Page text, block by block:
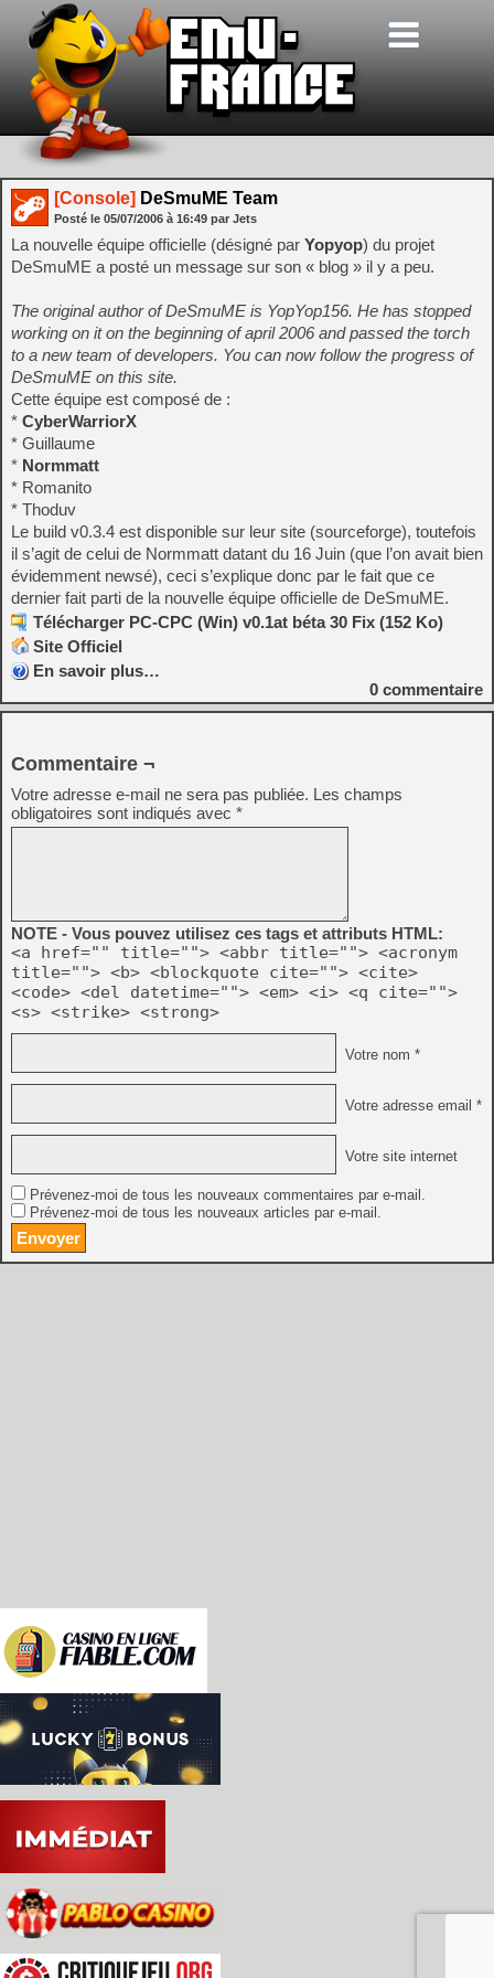
[Console] DeSmuME Team
Posté le 05/07/2006 à 16:49 par Jets
La nouvelle équipe officielle (désigné par Yopyop) du projet
DeSmuME a posté un message sur son « blog » il y a peu.
The original author of DeSmuME is YopYop156. He has stopped
working on it on the beginning of april 2006 and passed the torch
to a new team of developers. You can now follow the progress of
DeSmuME on this site.
Cette équipe est composé de :
* CyberWarriorX
* Guillaume
* Normmatt
* Romanito
* Thoduv
Le build v0.3.4 est disponible sur leur site (sourceforge), toutefois
il s’agit de celui de Normmatt datant du 16 Juin (que l’on avait bien
évidemment newsé), ceci s’explique donc par le fait que ce
dernier fait parti de la nouvelle équipe officielle de DeSmuME.
Télécharger PC-CPC (Win) v0.1at béta 30 Fix (152 Ko)
Site Officiel
En savoir plus…
0 commentaire
Commentaire ¬
Votre adresse e-mail ne sera pas publiée. Les champs
obligatoires sont indiqués avec *
NOTE - Vous pouvez utilisez ces tags et attributs HTML:
<a href="" title=""> <abbr title=""> <acronym
title=""> <b> <blockquote cite=""> <cite>
<code> <del datetime=""> <em> <i> <q cite="">
<s> <strike> <strong>
Votre nom *
Votre adresse email *
Votre site internet
Prévenez-moi de tous les nouveaux commentaires par e-mail.
Prévenez-moi de tous les nouveaux articles par e-mail.